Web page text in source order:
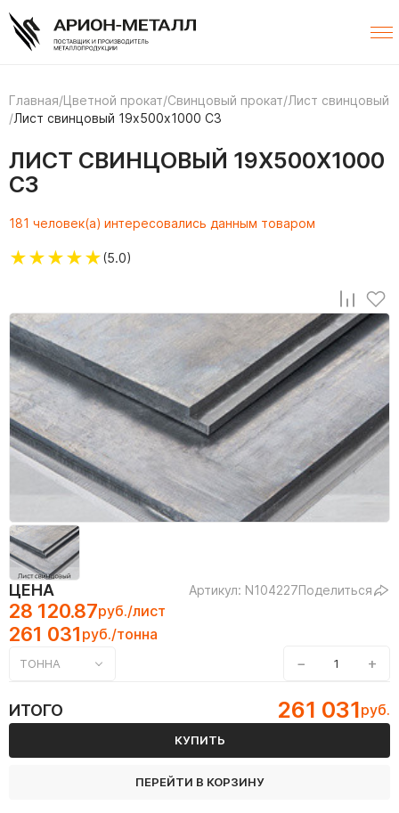
Главная/Цветной прокат/Свинцовый прокат/Лист свинцовый
/Лист свинцовый 19х500х1000 С3
ЛИСТ СВИНЦОВЫЙ 19Х500Х1000
С3
181 человек(а) интересовались данным товаром
★★★★★(5.0)
ЦЕНА Артикул: N104227Поделиться
28 120.87руб./лист
261 031 руб./тонна
ТОННА − +
ИТОГО 261 031руб.
КУПИТЬ
ПЕРЕЙТИ В КОРЗИНУ